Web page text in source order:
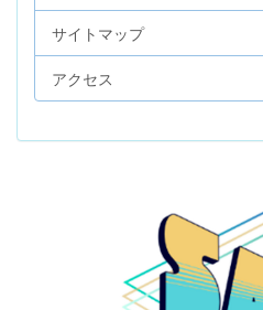
サイトマップ
アクセス